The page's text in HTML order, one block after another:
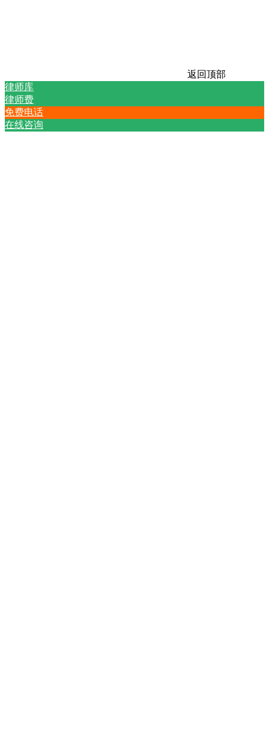
返回顶部
律师库
律师费
免费电话
在线咨询